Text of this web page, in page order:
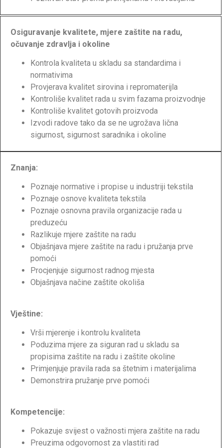
Osiguravanje kvalitete, mjere zaštite na radu,
očuvanje zdravlja i okoline
Kontrola kvaliteta u skladu sa standardima i
normativima
Provjerava kvalitet sirovina i repromaterijla
Kontroliše kvalitet rada u svim fazama proizvodnje
Kontroliše kvalitet gotovih proizvoda
Izvodi radove tako da se ne ugrožava lična
sigurnost, sigurnost saradnika i okoline
Znanja:
Poznaje normative i propise u industriji tekstila
Poznaje osnove kvaliteta tekstila
Poznaje osnovna pravila organizacije rada u
preduzeću
Razlikuje mjere zaštite na radu
Objašnjava mjere zaštite na radu i pružanja prve
pomoći
Procjenjuje sigurnost radnog mjesta
Objašnjava načine zaštite okoliša
Vještine:
Vrši mjerenje i kontrolu kvaliteta
Poduzima mjere za siguran rad u skladu sa
propisima zaštite na radu i zaštite okoline
Primjenjuje pravila rada sa štetnim i materijalima
Demonstrira pružanje prve pomoći
Kompetencije:
Pokazuje svijest o važnosti mjera zaštite na radu
Preuzima odgovornost za vlastiti rad